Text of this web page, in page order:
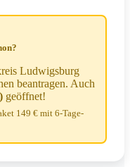
Ludwigsburg
beantragen. Auch
geöffnet!
149 € mit 6-Tage-